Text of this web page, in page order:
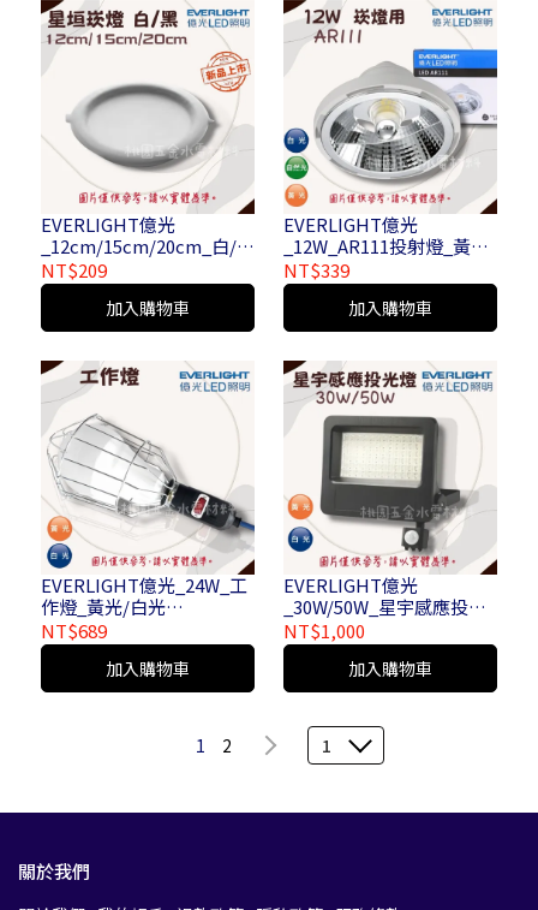
EVERLIGHT億光
_12cm/15cm/20cm_白/黑
_星垣崁燈(撥碼)
NT$209
加入購物車
EVERLIGHT億光
_12W_AR111投射燈_黃光/
白光/自然光
_LRA/AR111/C/12W/830/
U/24D/DT_LRA/AR111/C/
12W/840/U/24D/DT_LRA/
DT
NT$339
加入購物車
EVERLIGHT億光_24W_工
作燈_黃光/白光
_FBE/ECO110R/24W/830/
UNI/E27_FBE/ECO110R/2
4W/865/UNI/E27
NT$689
加入購物車
EVERLIGHT億光
_30W/50W_星宇感應投光
燈_白光/黃光
NT$1,000
加入購物車
1 2 1
關於我們